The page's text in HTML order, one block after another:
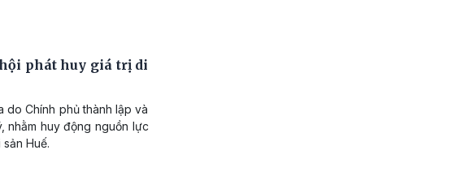
phát huy giá trị di
do Chính phủ thành lập và
nhằm huy động nguồn lực
Huế.